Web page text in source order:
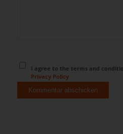
I agree to the terms and
Privacy Policy